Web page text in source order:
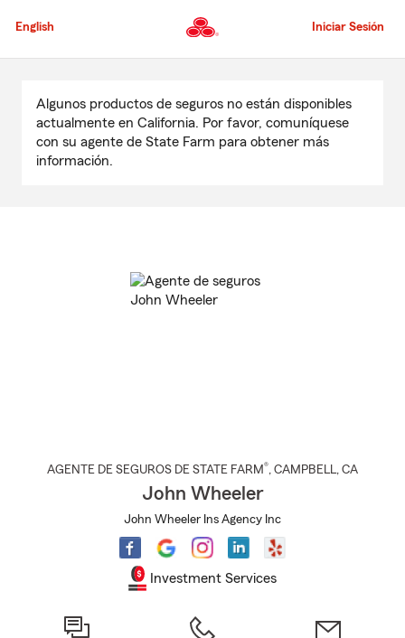
al
principal
English Iniciar Sesión
contenido
principal
Algunos productos de seguros no están disponibles
actualmente en California. Por favor, comuníquese
con su agente de State Farm para obtener más
información.
AGENTE DE SEGUROS DE STATE FARM®, CAMPBELL, CA
John Wheeler
John Wheeler Ins Agency Inc
Investment Services